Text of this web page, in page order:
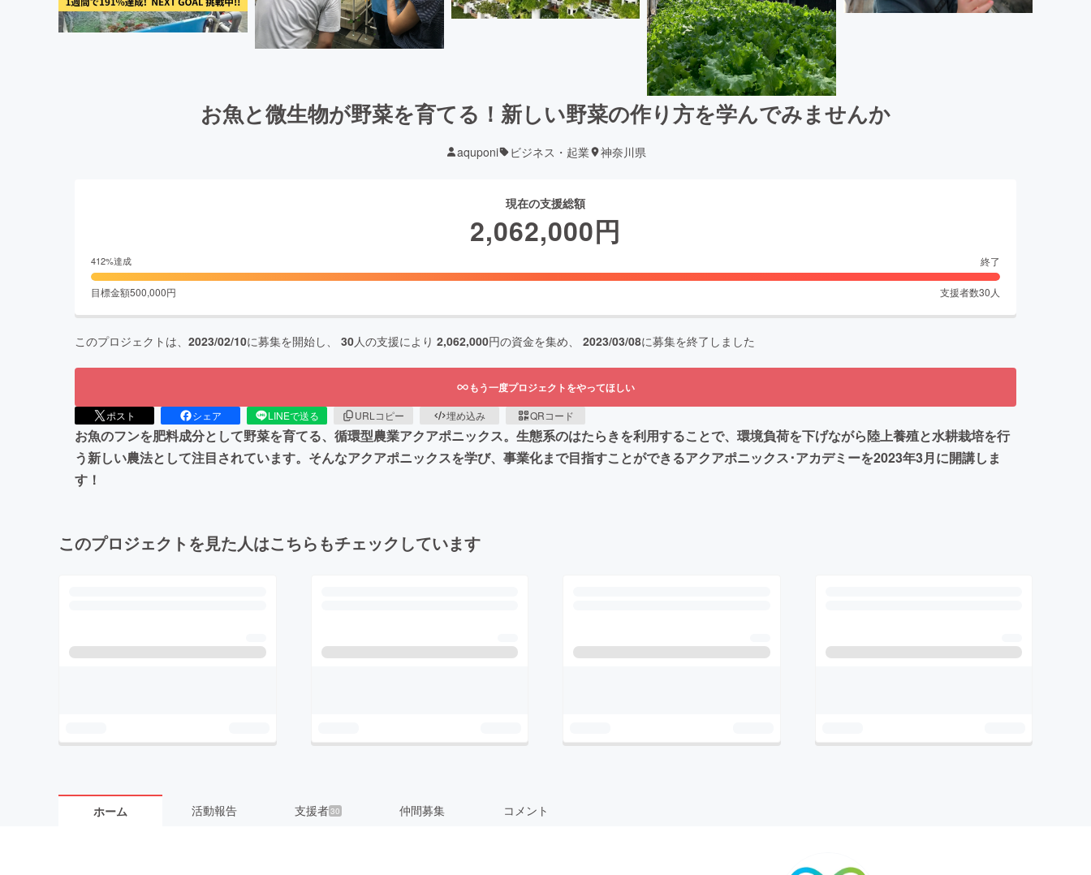
お魚と微生物が野菜を育てる！新しい野菜の作り方を学んでみませんか
aquponi ビジネス・起業 神奈川県
現在の支援総額
2,062,000円
412%達成 終了
目標金額500,000円 支援者数30 人
このプロジェクトは、 2023/02/10に募集を開始し、 30人の支援により 2,062,000円の資金を集め、 2023/03/08に募集を終了しました
もう一度プロジェクトをやってほしい
ポスト シェア LINEで送る URLコピー 埋め込み QRコード
お魚のフンを肥料成分として野菜を育てる、循環型農業アクアポニックス。生態系のはたらきを利用することで、環境負荷を下げながら陸上養殖と水耕栽培を行
う新しい農法として注目されています。そんなアクアポニックスを学び、事業化まで目指すことができるアクアポニックス･アカデミーを2023年3月に開講しま
す！
このプロジェクトを見た人はこちらもチェックしています
ホーム 活動報告 支援者30 仲間募集 コメント